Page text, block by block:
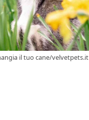
il tuo cane/velvetpets.it